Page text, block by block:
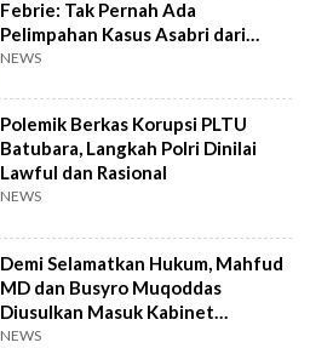
Febrie: Tak Pernah Ada
Pelimpahan Kasus Asabri dari
Polisi
NEWS
Polemik Berkas Korupsi PLTU
Batubara, Langkah Polri Dinilai
Lawful dan Rasional
NEWS
Demi Selamatkan Hukum, Mahfud
MD dan Busyro Muqoddas
Diusulkan Masuk Kabinet
Prabowo
NEWS